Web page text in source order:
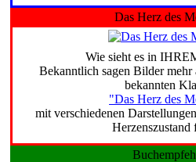
Das Herz des
Wie sieht es in
Bekanntlich sagen Bilder
bekannten
"Das Herz des
mit verschiedenen
Herzenszustand